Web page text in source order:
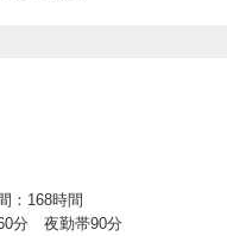
：168時間
分 夜勤帯90分